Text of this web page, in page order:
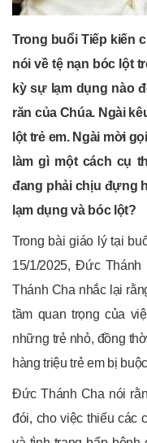
Trong buổi Tiếp kiến
nói về tệ nạn bóc lột
kỳ sự lạm dụng nào
răn của Chúa. Ngài
lột trẻ em. Ngài mời
làm gì một cách cụ
đang phải chịu đựng
lạm dụng và bóc lột?
Trong bài giáo lý tại
15/1/2025, Đức
Thánh Cha nhắc lại
tầm quan trọng của
những trẻ nhỏ, đồng
hàng triệu trẻ em bị
Đức Thánh Cha nói
đói, cho việc thiếu các